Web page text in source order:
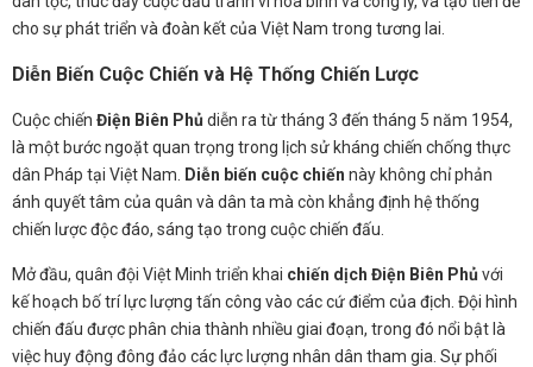
cho sự phát triển và đoàn kết của Việt Nam trong tương lai.
Diễn Biến Cuộc Chiến và Hệ Thống Chiến Lược
Cuộc chiến Điện Biên Phủ diễn ra từ tháng 3 đến tháng 5 năm 1954,
là một bước ngoặt quan trọng trong lịch sử kháng chiến chống thực
dân Pháp tại Việt Nam.
Diễn biến cuộc chiến này không chỉ phản
ánh quyết tâm của quân và dân ta mà còn khẳng định hệ thống
chiến lược độc đáo, sáng tạo trong cuộc chiến đấu.
Mở đầu, quân đội Việt Minh triển khai chiến dịch Điện Biên Phủ với
kế hoạch bố trí lực lượng tấn công vào các cứ điểm của địch. Đội hình
chiến đấu được phân chia thành nhiều giai đoạn, trong đó nổi bật là
việc huy động đông đảo các lực lượng nhân dân tham gia. Sự phối